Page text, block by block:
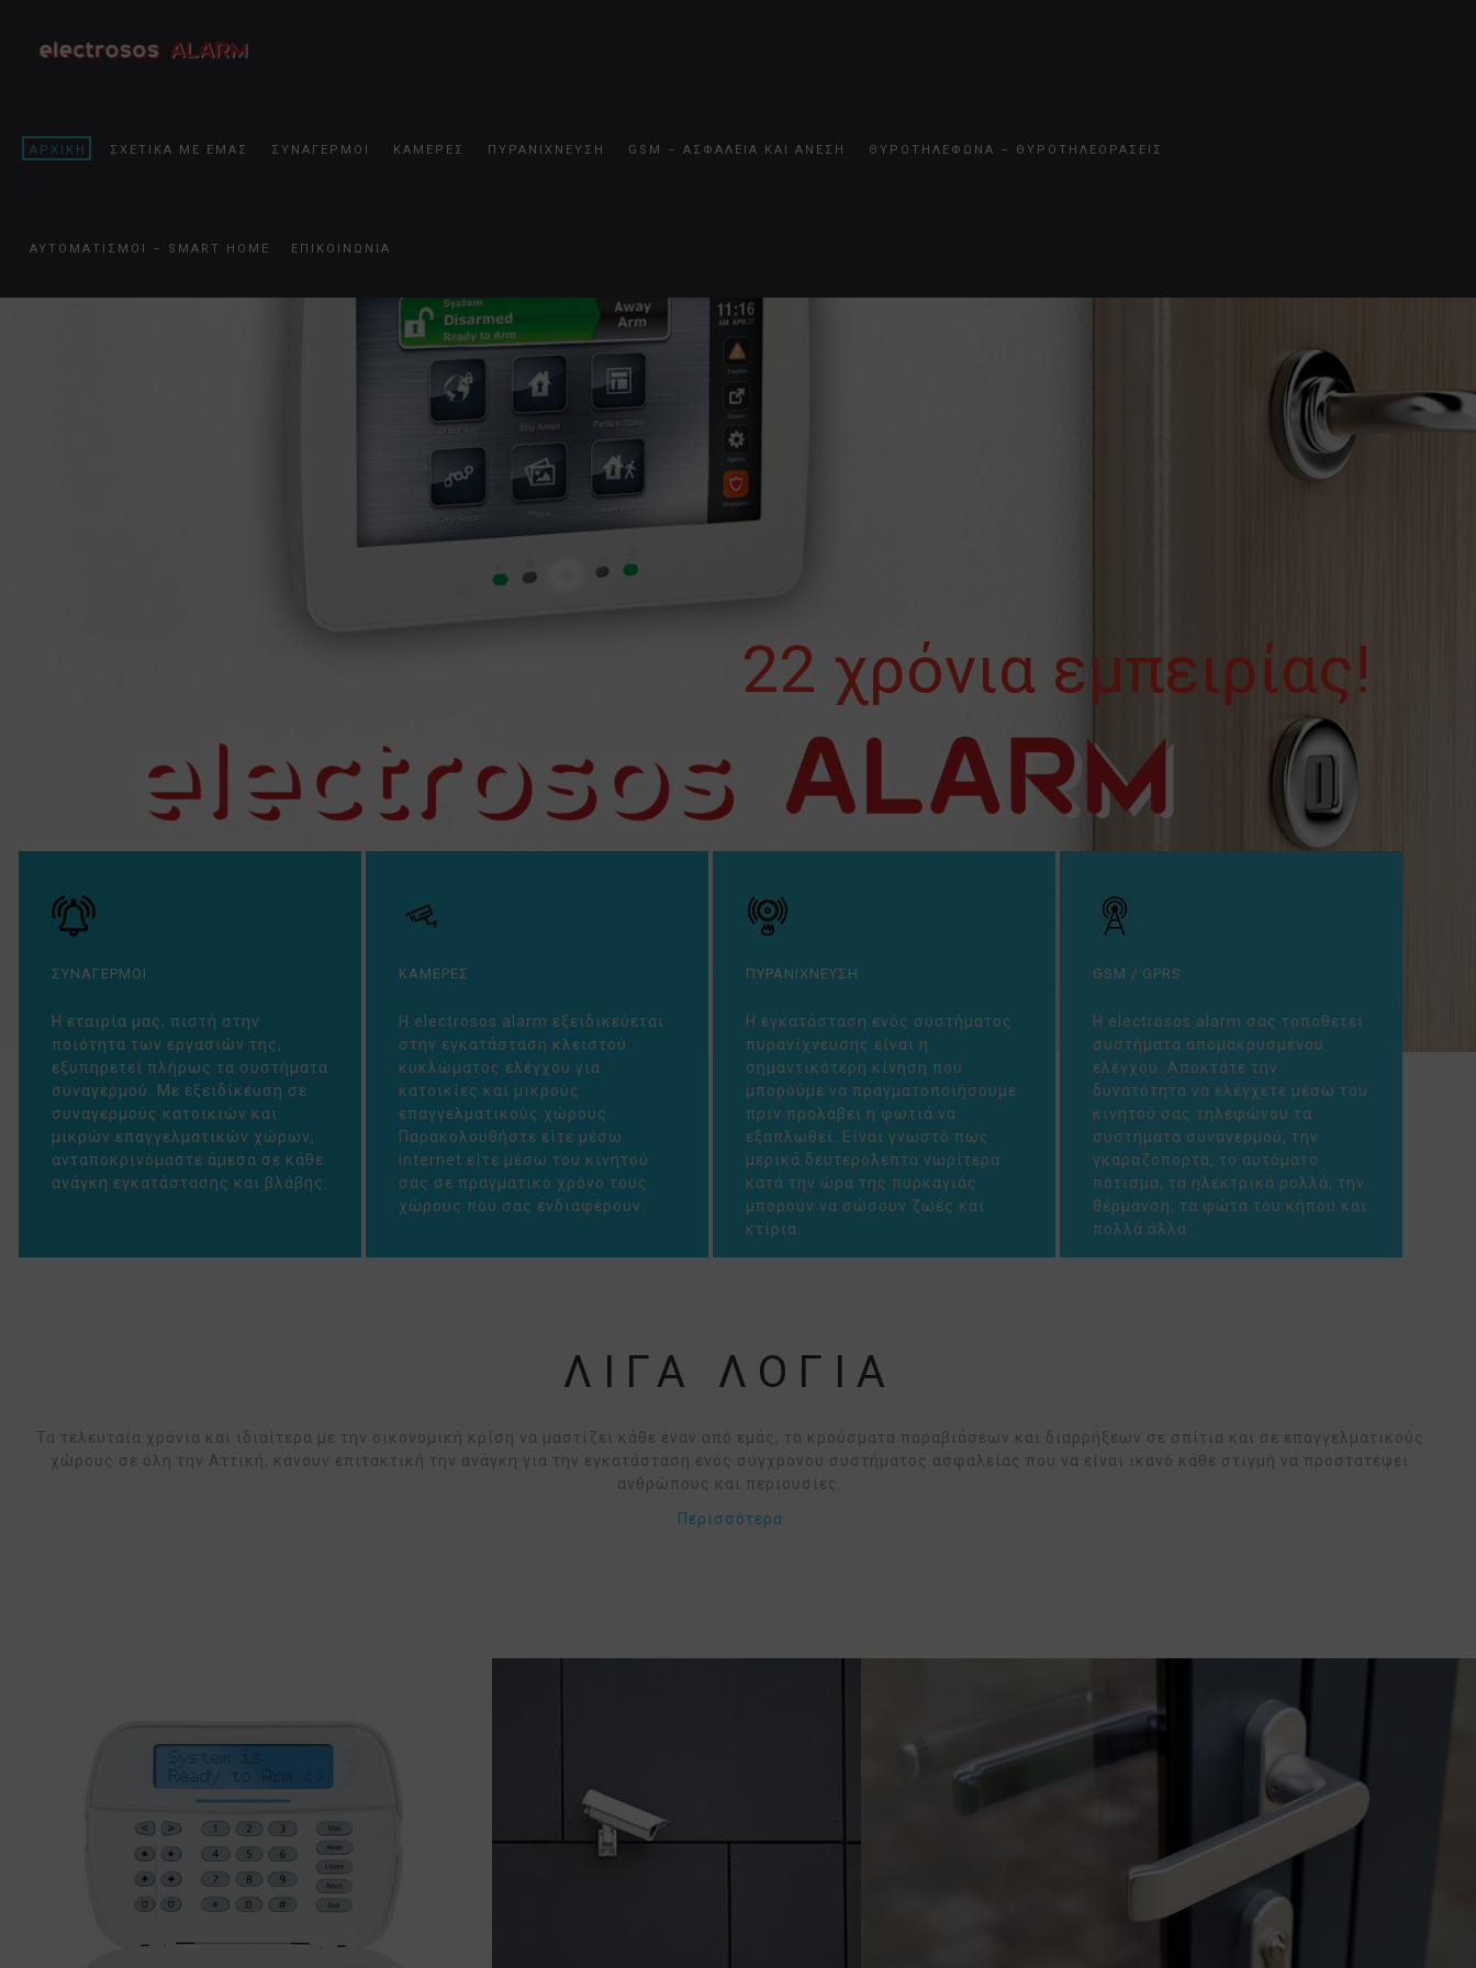
ΑΡΧΙΚΗ ΣΧΕΤΙΚΑ ΜΕ ΕΜΑΣ ΣΥΝΑΓΕΡΜΟΙ ΚΑΜΕΡΕΣ ΠΥΡΑΝΙΧΝΕΥΣΗ GSM – ΑΣΦΑΛΕΙΑ ΚΑΙ ΑΝΕΣΗ ΘΥΡΟΤΗΛΕΦΩΝΑ – ΘΥΡΟΤΗΛΕΟΡΑΣΕΙΣ
ΑΥΤΟΜΑΤΙΣΜΟΙ – SMART HOME ΕΠΙΚΟΙΝΩΝΙΑ
22 χρόνια εμπειρίας!
ΣΥΝΑΓΕΡΜΟΙ
Η εταιρία μας, πιστή στην
ποιότητα των εργασιών της,
εξυπηρετεί πλήρως τα συστήματα
συναγερμού. Με εξειδίκευση σε
συναγερμούς κατοικιών και
μικρών επαγγελματικών χώρων,
ανταποκρινόμαστε άμεσα σε κάθε
ανάγκη εγκατάστασης και βλάβης.
ΚΑΜΕΡΕΣ
Η electrosos alarm εξειδικεύεται
στην εγκατάσταση κλειστού
κυκλώματος ελέγχου για
κατοικίες και μικρούς
επαγγελματικούς χώρους.
Παρακολουθήστε είτε μέσω
internet είτε μέσω του κινητού
σας σε πραγματικό χρόνο τους
χώρους που σας ενδιαφέρουν.
ΠΥΡΑΝΙΧΝΕΥΣΗ
Η εγκατάσταση ενός συστήματος
πυρανίχνευσης είναι η
σημαντικότερη κίνηση που
μπορούμε να πραγματοποιήσουμε
πριν προλάβει η φωτιά να
εξαπλωθεί. Είναι γνωστό πως
μερικά δευτερόλεπτα νωρίτερα
κατά την ώρα της πυρκαγιάς
μπορούν να σώσουν ζωές και
κτίρια.
GSM / GPRS
Η electrosos alarm σας τοποθετεί
συστήματα απομακρυσμένου
ελέγχου. Αποκτάτε την
δυνατότητα να ελέγχετε μέσω του
κινητού σας τηλεφώνου τα
συστήματα συναγερμού, την
γκαραζόπορτα, το αυτόματο
πότισμα, τα ηλεκτρικά ρολλά, την
θέρμανση, τα φώτα του κήπου και
πολλά άλλα.
ΛΙΓΑ ΛΟΓΙΑ
Τα τελευταία χρόνια και ιδιαίτερα με την οικονομική κρίση να μαστίζει κάθε έναν από εμάς, τα κρούσματα παραβιάσεων και διαρρήξεων σε σπίτια και σε επαγγελματικούς
χώρους σε όλη την Αττική, κάνουν επιτακτική την ανάγκη για την εγκατάσταση ενός σύγχρονου συστήματος ασφαλείας που να είναι ικανό κάθε στιγμή να προστατέψει
ανθρώπους και περιουσίες.
Περισσότερα